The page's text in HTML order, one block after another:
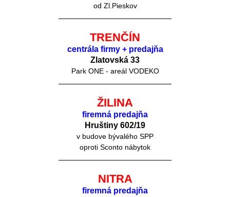
od Zl.Pieskov
TRENČÍN
centrála firmy + predajňa
Zlatovská 33
Park ONE - areál VODEKO
ŽILINA
firemná predajňa
Hruštiny 602/19
v budove bývalého SPP
oproti Sconto nábytok
NITRA
firemná predajňa